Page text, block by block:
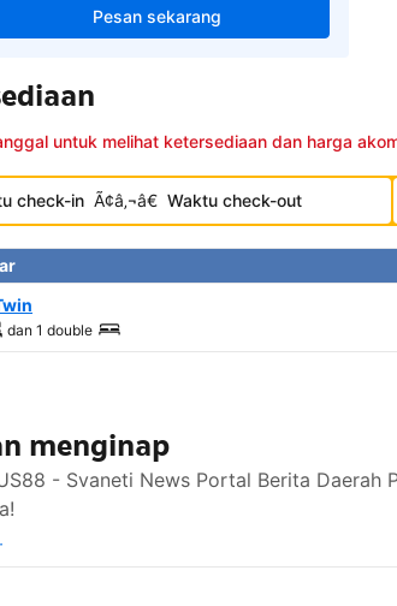
Pesan sekarang
untuk melihat ketersediaan dan harga
check-in Ã¢â‚¬â€ Waktu check-out
dan 1 double
menginap
- Svaneti News Portal Berita